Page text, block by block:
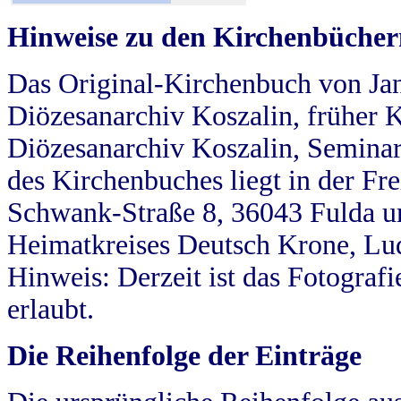
Hinweise zu den
Das Original-Kirchenbuch von
Diözesanarchiv Koszalin, früher
Diözesanarchiv Koszalin,
des Kirchenbuches liegt in der
Schwank-Straße 8, 36043 Fulda
Heimatkreises Deutsch Krone,
Hinweis: Derzeit ist das
erlaubt.
Die Reihenfolge der Einträge